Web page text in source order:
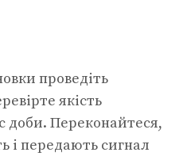
проведіть
якість
доби. Переконайтеся,
і передають сигнал